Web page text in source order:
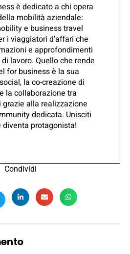
è dedicato a chi opera
mobilità aziendale:
e business travel
i viaggiatori d'affari che
e approfondimenti
lavoro. Quello che rende
for business è la sua
la co-creazione di
la collaborazione tra
alla realizzazione
dedicata. Unisciti
diventa protagonista!
Condividi